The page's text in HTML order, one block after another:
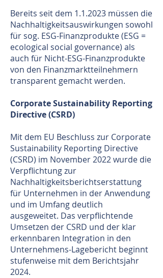
Bereits seit dem 1.1.2023 müssen die
Nachhaltigkeitsauswirkungen sowohl
für sog. ESG-Finanzprodukte (ESG =
ecological social governance) als
auch für Nicht-ESG-Finanzprodukte
von den Finanzmarktteilnehmern
transparent gemacht werden.
Corporate Sustainability Reporting
Directive (CSRD)
Mit dem EU Beschluss zur Corporate
Sustainability Reporting Directive
(CSRD) im November 2022 wurde die
Verpflichtung zur
Nachhaltigkeitsberichtserstattung
für Unternehmen in der Anwendung
und im Umfang deutlich
ausgeweitet. Das verpflichtende
Umsetzen der CSRD und der klar
erkennbaren Integration in den
Unternehmens-Lagebericht beginnt
stufenweise mit dem Berichtsjahr
2024.